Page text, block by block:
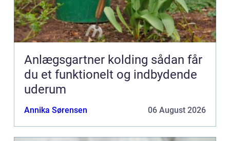
Anlægsgartner kolding sådan får
du et funktionelt og indbydende
uderum
Annika Sørensen 06 August 2026